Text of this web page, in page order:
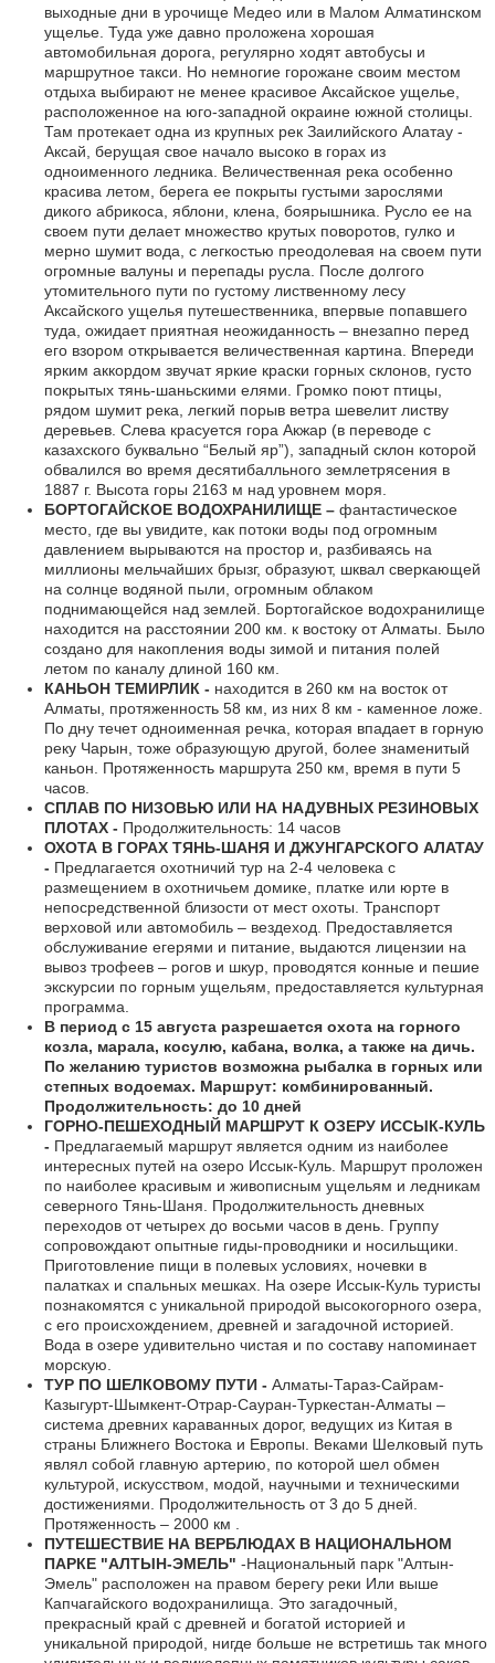
выходные дни в урочище Медео или в Малом Алматинском
ущелье. Туда уже давно проложена хорошая
автомобильная дорога, регулярно ходят автобусы и
маршрутное такси. Но немногие горожане своим местом
отдыха выбирают не менее красивое Аксайское ущелье,
расположенное на юго-западной окраине южной столицы.
Там протекает одна из крупных рек Заилийского Алатау -
Аксай, берущая свое начало высоко в горах из
одноименного ледника. Величественная река особенно
красива летом, берега ее покрыты густыми зарослями
дикого абрикоса, яблони, клена, боярышника. Русло ее на
своем пути делает множество крутых поворотов, гулко и
мерно шумит вода, с легкостью преодолевая на своем пути
огромные валуны и перепады русла. После долгого
утомительного пути по густому лиственному лесу
Аксайского ущелья путешественника, впервые попавшего
туда, ожидает приятная неожиданность – внезапно перед
его взором открывается величественная картина. Впереди
ярким аккордом звучат яркие краски горных склонов, густо
покрытых тянь-шаньскими елями. Громко поют птицы,
рядом шумит река, легкий порыв ветра шевелит листву
деревьев. Слева красуется гора Акжар (в переводе с
казахского буквально “Белый яр”), западный склон которой
обвалился во время десятибалльного землетрясения в
1887 г. Высота горы 2163 м над уровнем моря.
БОРТОГАЙСКОЕ ВОДОХРАНИЛИЩЕ – фантастическое
место, где вы увидите, как потоки воды под огромным
давлением вырываются на простор и, разбиваясь на
миллионы мельчайших брызг, образуют, шквал сверкающей
на солнце водяной пыли, огромным облаком
поднимающейся над землей. Бортогайское водохранилище
находится на расстоянии 200 км. к востоку от Алматы. Было
создано для накопления воды зимой и питания полей
летом по каналу длиной 160 км.
КАНЬОН ТЕМИРЛИК - находится в 260 км на восток от
Алматы, протяженность 58 км, из них 8 км - каменное ложе.
По дну течет одноименная речка, которая впадает в горную
реку Чарын, тоже образующую другой, более знаменитый
каньон. Протяженность маршрута 250 км, время в пути 5
часов.
СПЛАВ ПО НИЗОВЬЮ ИЛИ НА НАДУВНЫХ РЕЗИНОВЫХ
ПЛОТАХ - Продолжительность: 14 часов
ОХОТА В ГОРАХ ТЯНЬ-ШАНЯ И ДЖУНГАРСКОГО АЛАТАУ
- Предлагается охотничий тур на 2-4 человека с
размещением в охотничьем домике, платке или юрте в
непосредственной близости от мест охоты. Транспорт
верховой или автомобиль – вездеход. Предоставляется
обслуживание егерями и питание, выдаются лицензии на
вывоз трофеев – рогов и шкур, проводятся конные и пешие
экскурсии по горным ущельям, предоставляется культурная
программа.
В период с 15 августа разрешается охота на горного
козла, марала, косулю, кабана, волка, а также на дичь.
По желанию туристов возможна рыбалка в горных или
степных водоемах. Маршрут: комбинированный.
Продолжительность: до 10 дней
ГОРНО-ПЕШЕХОДНЫЙ МАРШРУТ К ОЗЕРУ ИССЫК-КУЛЬ
- Предлагаемый маршрут является одним из наиболее
интересных путей на озеро Иссык-Куль. Маршрут проложен
по наиболее красивым и живописным ущельям и ледникам
северного Тянь-Шаня. Продолжительность дневных
переходов от четырех до восьми часов в день. Группу
сопровождают опытные гиды-проводники и носильщики.
Приготовление пищи в полевых условиях, ночевки в
палатках и спальных мешках. На озере Иссык-Куль туристы
познакомятся с уникальной природой высокогорного озера,
с его происхождением, древней и загадочной историей.
Вода в озере удивительно чистая и по составу напоминает
морскую.
ТУР ПО ШЕЛКОВОМУ ПУТИ - Алматы-Тараз-Сайрам-
Казыгурт-Шымкент-Отрар-Сауран-Туркестан-Алматы –
система древних караванных дорог, ведущих из Китая в
страны Ближнего Востока и Европы. Веками Шелковый путь
являл собой главную артерию, по которой шел обмен
культурой, искусством, модой, научными и техническими
достижениями. Продолжительность от 3 до 5 дней.
Протяженность – 2000 км .
ПУТЕШЕСТВИЕ НА ВЕРБЛЮДАХ В НАЦИОНАЛЬНОМ
ПАРКЕ "АЛТЫН-ЭМЕЛЬ" -Национальный парк "Алтын-
Эмель" расположен на правом берегу реки Или выше
Капчагайского водохранилища. Это загадочный,
прекрасный край с древней и богатой историей и
уникальной природой, нигде больше не встретишь так много